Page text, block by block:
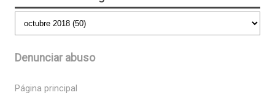
Denunciar abuso
Página principal